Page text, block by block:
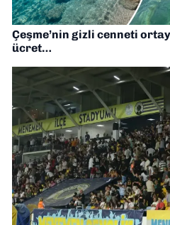
Çeşme’nin gizli cenneti
ücret…